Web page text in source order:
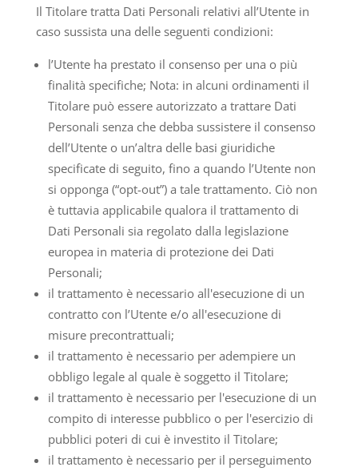
Il Titolare tratta Dati Personali relativi all’Utente in
caso sussista una delle seguenti condizioni:
l’Utente ha prestato il consenso per una o più
finalità specifiche; Nota: in alcuni ordinamenti il
Titolare può essere autorizzato a trattare Dati
Personali senza che debba sussistere il consenso
dell’Utente o un’altra delle basi giuridiche
specificate di seguito, fino a quando l’Utente non
si opponga (“opt-out”) a tale trattamento. Ciò non
è tuttavia applicabile qualora il trattamento di
Dati Personali sia regolato dalla legislazione
europea in materia di protezione dei Dati
Personali;
il trattamento è necessario all'esecuzione di un
contratto con l’Utente e/o all'esecuzione di
misure precontrattuali;
il trattamento è necessario per adempiere un
obbligo legale al quale è soggetto il Titolare;
il trattamento è necessario per l'esecuzione di un
compito di interesse pubblico o per l'esercizio di
pubblici poteri di cui è investito il Titolare;
il trattamento è necessario per il perseguimento